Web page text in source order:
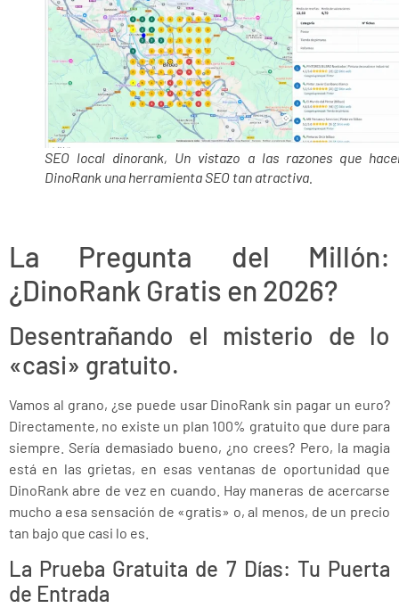
SEO local dinorank, Un vistazo a las razones que
DinoRank una herramienta SEO tan atractiva.
La Pregunta del Millón:
¿DinoRank Gratis en 2026?
Desentrañando el misterio de lo
«casi» gratuito.
Vamos al grano, ¿se puede usar DinoRank sin pagar un euro?
Directamente, no existe un plan 100% gratuito que dure para
siempre. Sería demasiado bueno, ¿no crees? Pero, la magia
está en las grietas, en esas ventanas de oportunidad que
DinoRank abre de vez en cuando. Hay maneras de acercarse
mucho a esa sensación de «gratis» o, al menos, de un precio
tan bajo que casi lo es.
La Prueba Gratuita de 7 Días: Tu Puerta
de Entrada